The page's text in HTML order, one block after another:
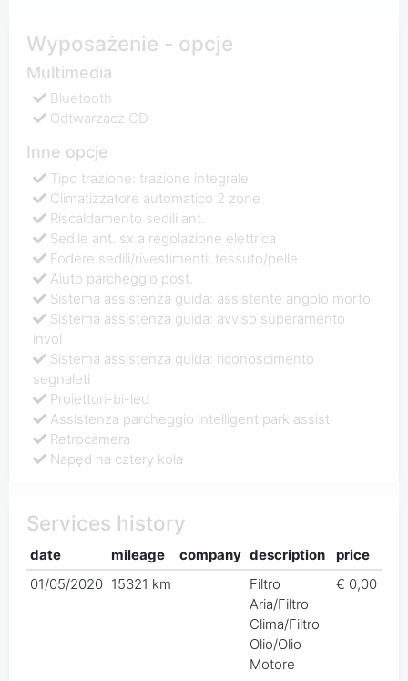
Wyposażenie - opcje
Multimedia
Bluetooth
Odtwarzacz CD
Inne opcje
Tipo trazione: trazione integrale
Climatizzatore automatico 2 zone
Riscaldamento sedili ant.
Sedile ant. sx a regolazione elettrica
Fodere sedili/rivestimenti: tessuto/pelle
Aiuto parcheggio post.
Sistema assistenza guida: assistente angolo morto
Sistema assistenza guida: avviso superamento
invol
Sistema assistenza guida: riconoscimento
segnaleti
Proiettori-bi-led
Assistenza parcheggio intelligent park assist
Retrocamera
Napęd na cztery koła
Services history
date mileage company description
price
01/05/2020 15321 km
Filtro
Aria/Filtro
Clima/Filtro
Olio/Olio
Motore
€ 0,00